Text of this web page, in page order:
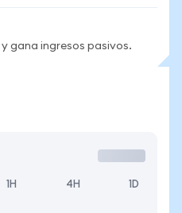
gana ingresos pasivos.
1H 4H 1D